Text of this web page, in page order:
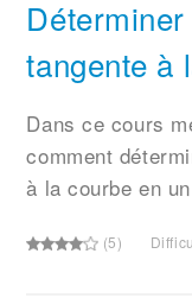
tangente à
Dans ce cours
comment
à la courbe en
(5)